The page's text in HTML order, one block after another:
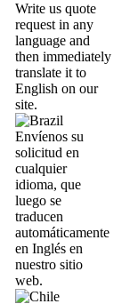
Write us quote
request in any
language and
then immediately
translate it to
English on our
site.
Envíenos su
solicitud en
cualquier
idioma, que
luego se
traducen
automáticamente
en Inglés en
nuestro sitio
web.